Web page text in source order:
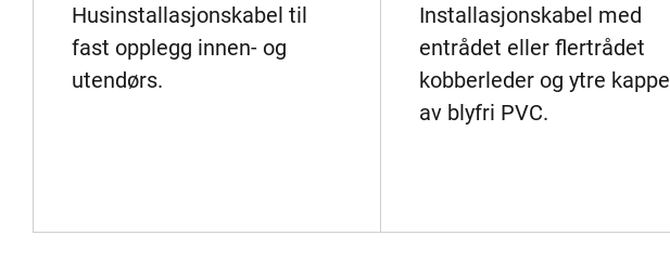
Husinstallasjonskabel til
fast opplegg innen- og
utendørs.
Installasjonskabel med
entrådet eller flertrådet
kobberleder og ytre kappe
av blyfri PVC.